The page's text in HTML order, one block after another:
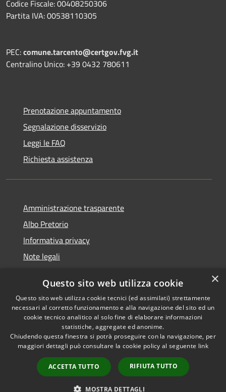
Codice Fiscale: 00408250306
Partita IVA: 00538110305
PEC:comune.tarcento@certgov.fvg.it
Centralino Unico: +39 0432 780611
Prenotazione appuntamento
Segnalazione disservizio
Leggi le FAQ
Richiesta assistenza
Amministrazione trasparente
Albo Pretorio
Informativa privacy
Note legali
Segnalazioni di inaccessibilità
RSS
Accessibilità
Copyright © 2026 • Comune di
Tarcento • Powered by
Municipium•
Accesso
redazione
×
Questo sito web utilizza cookie
Questo sito web utilizza cookie tecnici (ed assimilati) strettamente
necessari al corretto funzionamento e alla navigazione del sito ed un
cookie tecnico analitico al solo fine di elaborare informazioni
statistiche, aggregate ed anonime.
Chiudendo questa finestra si potrà proseguire con la navigazione, per
maggiori dettagli può consultare la cookie policy al seguente link
ACCETTA TUTTO RIFIUTA TUTTO
MOSTRA DETTAGLI